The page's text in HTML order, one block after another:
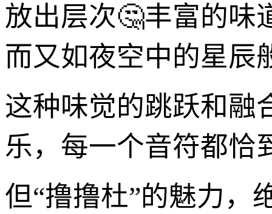
放出层次🤔丰富的味
而又如夜空中的星辰
这种味觉的跳跃和融
乐，每一个音符都恰
但“撸撸杜”的魅力，